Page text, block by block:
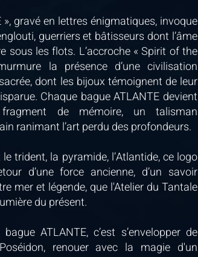
», gravé en lettres énigmatiques, invoque
guerriers et bâtisseurs dont l’âme
sous les flots. L’accroche « Spirit of the
la présence d’une civilisation
dont les bijoux témoignent de leur
Chaque bague ATLANTE devient
de mémoire, un talisman
ranimant l’art perdu des profondeurs.
trident, la pyramide, l’Atlantide, ce logo
d’une force ancienne, d’un savoir
mer et légende, que l'Atelier du Tantale
du présent.
ATLANTE, c’est s’envelopper de
renouer avec la magie d'un